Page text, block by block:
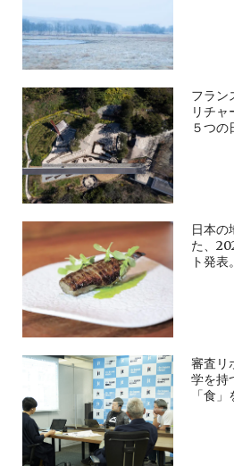
フラン
リチャ
５つの
日本の
た、
ト発表。
審査リ
学を持
「食」